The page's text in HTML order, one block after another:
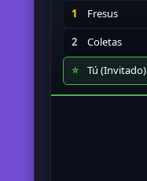
1 Fresus
2 Coletas
⭐ Tú (Invitado)